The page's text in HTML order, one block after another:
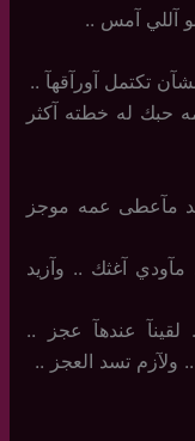
آللي آمس ..
تكتمل آورآقهآ ..
حبك له خطته آكثر
مآعطى عمه موجز
آغثك .. وآزيد
لقينآ عندهآ عجز ..
ولآزم تسد العجز ..